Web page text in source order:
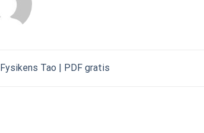
Fysikens Tao | PDF gratis